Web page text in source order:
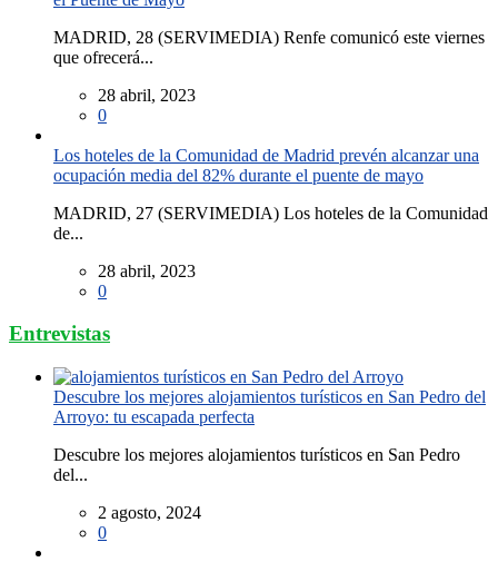
MADRID, 28 (SERVIMEDIA) Renfe comunicó este viernes
que ofrecerá...
28 abril, 2023
0
Los hoteles de la Comunidad de Madrid prevén alcanzar una
ocupación media del 82% durante el puente de mayo
MADRID, 27 (SERVIMEDIA) Los hoteles de la Comunidad
de...
28 abril, 2023
0
Entrevistas
Descubre los mejores alojamientos turísticos en San Pedro del
Arroyo: tu escapada perfecta
Descubre los mejores alojamientos turísticos en San Pedro
del...
2 agosto, 2024
0